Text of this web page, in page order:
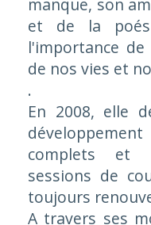
manque, son
et de la
l'importance
de nos vies et
.
En 2008, elle
complets et
sessions de
toujours
A travers ses